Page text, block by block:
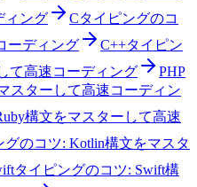
ィング
Cタイピングのコ
ーディング
C++タイピン
て高速コーディング
PHP
スターして高速コーディン
構文をマスターして高速
グのコツ: Kotlin構文をマスタ
タイピングのコツ: Swift構